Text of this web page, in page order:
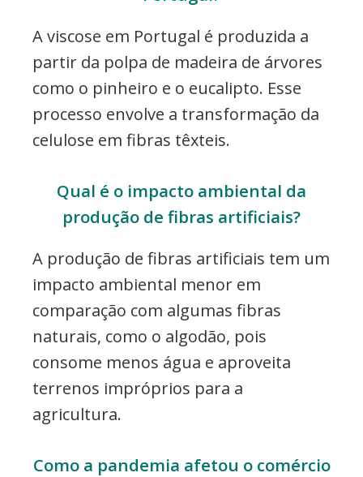
A viscose em Portugal é produzida a
partir da polpa de madeira de árvores
como o pinheiro e o eucalipto. Esse
processo envolve a transformação da
celulose em fibras têxteis.
Qual é o impacto ambiental da
produção de fibras artificiais?
A produção de fibras artificiais tem um
impacto ambiental menor em
comparação com algumas fibras
naturais, como o algodão, pois
consome menos água e aproveita
terrenos impróprios para a
agricultura.
Como a pandemia afetou o comércio